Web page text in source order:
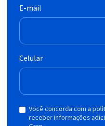
E-mail
Celular
Você concorda com a
receber informações